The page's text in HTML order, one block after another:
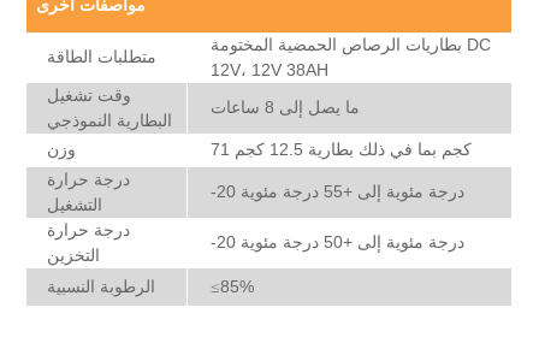
مواصفات أخرى
متطلبات الطاقة
بطاريات الرصاص الحمضية المختومة DC
12V، 12V 38AH
وقت تشغيل
البطارية النموذجي
ما يصل إلى 8 ساعات
وزن
71 كجم بما في ذلك بطارية 12.5 كجم
درجة حرارة
التشغيل
-20 درجة مئوية إلى +55 درجة مئوية
درجة حرارة
التخزين
-20 درجة مئوية إلى +50 درجة مئوية
الرطوبة النسبية ≤85%